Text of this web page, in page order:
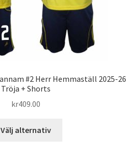
#2 Herr Hemmaställ 2025-26
Tröja + Shorts
kr409.00
Välj alternativ